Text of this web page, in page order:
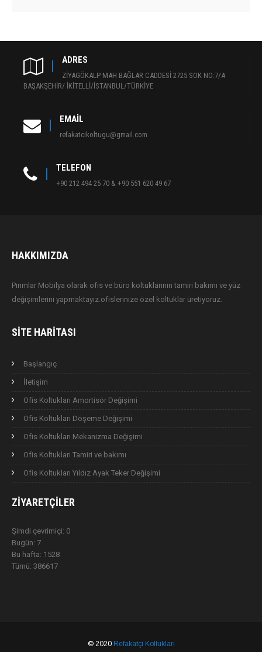
ADRES
ZİYAGÖKALP MAH BAĞLAR CADDESİ 2725 SOK NO:7/A
BAŞAKŞEHİR/ İKİTELLİ/İSTANBUL/TÜRKİYE
EMAIL
refakatcikoltugu@gmail.com
TELEFON
+90 212 494 25 70 & +90 551 620 49 67
HAKKIMIZDA
Pırımlar Mobilya olarak ofis ve büro koltuklarının tamiri bakımı ve yüz
değişimlerini yapmaktayız.ofislerinize özel koltuklar üretiyoruz.
SITE HARITASI
Başlangıç
İletişim
Ofis Koltukları Amortisör Değişimi
Ofis Koltukları Döşeme Değişimi
Ofis Koltukları Mekanizma Değişimi
Ofis Koltukları Tamiri ve bakımı
Ofis Koltukları Yıldız Ayak Teker Değişimi
ZIYARETÇILER
Şimdi çevrimiçi: 0
Bugün: 7
Bu hafta: 1528
Tümü: 386617
© 2020 Refakatçi Koltukları